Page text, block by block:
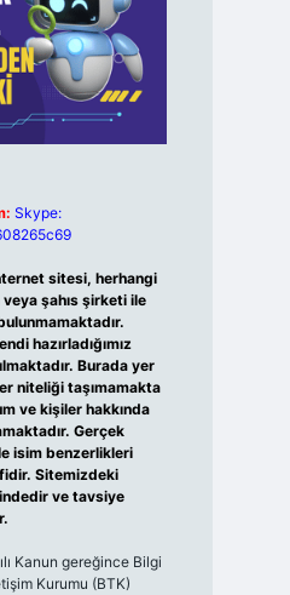
Skype:
sitesi, herhangi
şahıs şirketi ile
hazırladığımız
Burada yer
niteliği taşımamakta
ve kişiler hakkında
Gerçek
isim benzerlikleri
Sitemizdeki
ve tavsiye
Kanun gereğince Bilgi
Kurumu (BTK)